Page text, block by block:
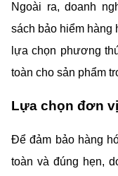
Ngoài ra, doanh
sách bảo hiểm hàng
lựa chọn phương
toàn cho sản phẩm
Lựa chọn đơn
Để đảm bảo hàng
toàn và đúng hẹn,